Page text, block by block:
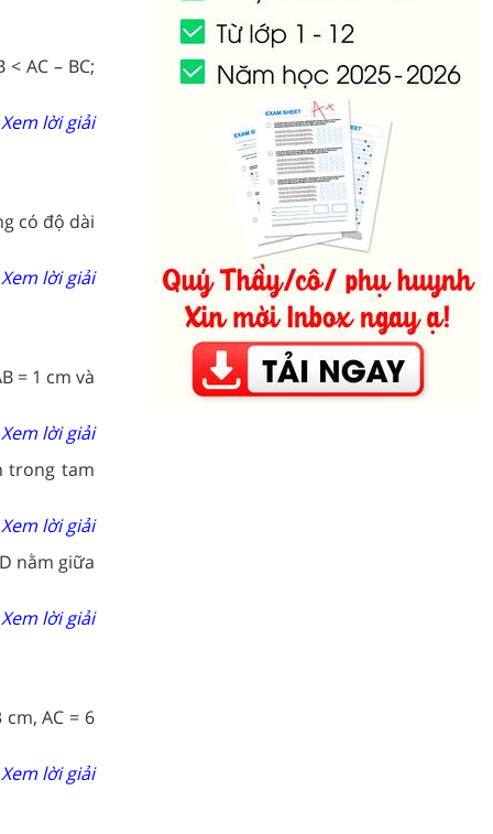
AC – BC;
Xem lời giải
có độ dài
Xem lời giải
= 1 cm và
Xem lời giải
trong tam
Xem lời giải
nằm giữa
Xem lời giải
AC = 6
Xem lời giải